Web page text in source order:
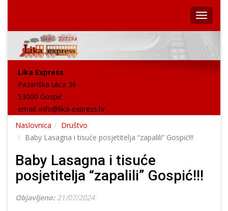
Lika Express
Pazariška ulica 36
53000 Gospić
email: info@lika-express.hr
Naslovnica
Društvo
Baby Lasagna i tisuće posjetitelja “zapalili” Gospić!!!
Baby Lasagna i tisuće
posjetitelja “zapalili” Gospić!!!
Objavljeno: 21/07/2024